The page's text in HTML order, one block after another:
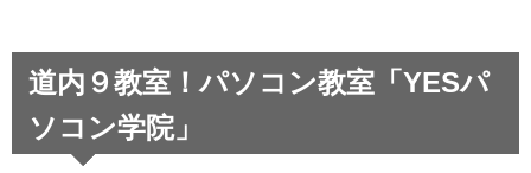
道内９教室！パソコン教室「YESパ
ソコン学院」